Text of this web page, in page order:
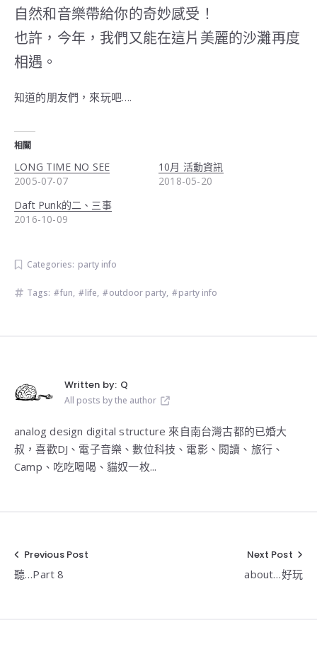
自然和音樂帶給你的奇妙感受！
也許，今年，我們又能在這片美麗的沙灘再度
相遇。
知道的朋友們，來玩吧….
相關
LONG TIME NO SEE
2005-07-07
10月 活動資訊
2018-05-20
Daft Punk的二、三事
2016-10-09
Categories: party info
Tags: fun, life, outdoor party, party info
Written by: Q
All posts by the author
analog design digital structure 來自南台灣古都的已婚大
叔，喜歡DJ、電子音樂、數位科技、電影、閱讀、旅行、
Camp、吃吃喝喝、貓奴一枚...
文
章
Previous Post
聽…Part 8
Next Post
about…好玩